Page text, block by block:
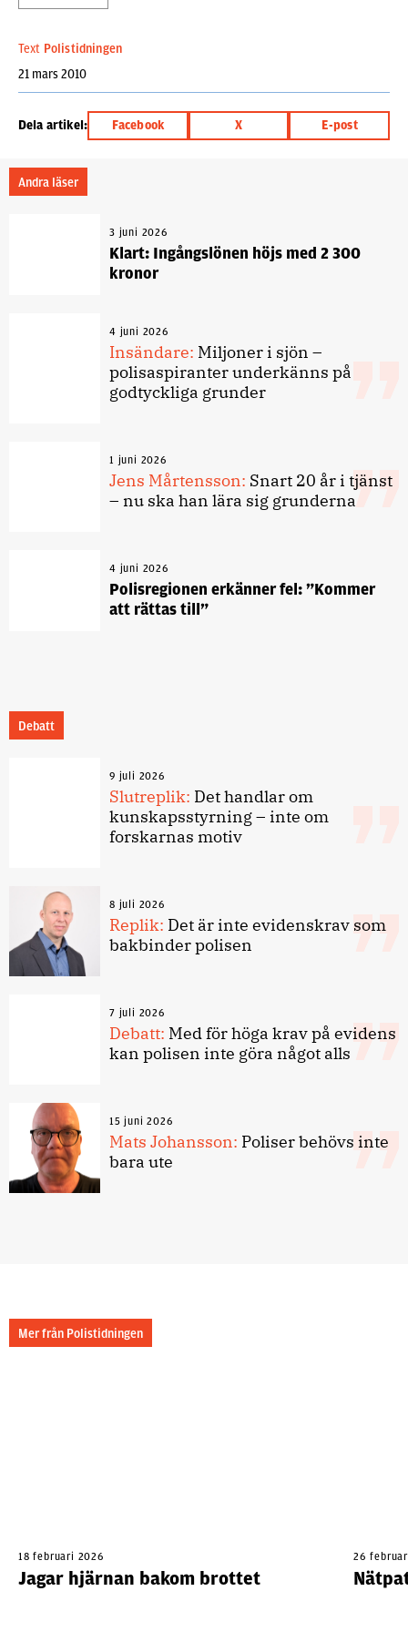
Text Polistidningen
21 mars 2010
Dela artikel: Facebook X E-post
Andra läser
3 juni 2026
Klart: Ingångslönen höjs med 2 300
kronor
4 juni 2026
Insändare: Miljoner i sjön –
polisaspiranter underkänns på
godtyckliga grunder
1 juni 2026
Jens Mårtensson: Snart 20 år i tjänst
– nu ska han lära sig grunderna
4 juni 2026
Polisregionen erkänner fel: ”Kommer
att rättas till”
Debatt
9 juli 2026
Slutreplik: Det handlar om
kunskapsstyrning – inte om
forskarnas motiv
8 juli 2026
Replik: Det är inte evidenskrav som
bakbinder polisen
7 juli 2026
Debatt: Med för höga krav på evidens
kan polisen inte göra något alls
15 juni 2026
Mats Johansson: Poliser behövs inte
bara ute
Mer från Polistidningen
18 februari 2026
Jagar hjärnan bakom brottet
26